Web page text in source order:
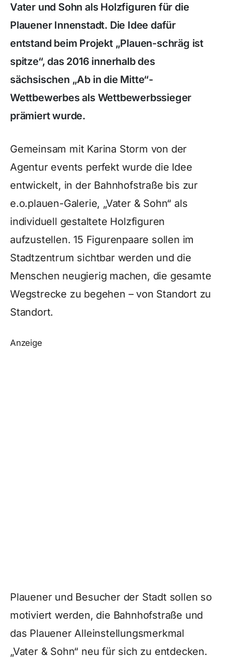
Vater und Sohn als Holzfiguren für die
Plauener Innenstadt. Die Idee dafür
entstand beim Projekt „Plauen-schräg ist
spitze“, das 2016 innerhalb des
sächsischen „Ab in die Mitte“-
Wettbewerbes als Wettbewerbssieger
prämiert wurde.
Gemeinsam mit Karina Storm von der
Agentur events perfekt wurde die Idee
entwickelt, in der Bahnhofstraße bis zur
e.o.plauen-Galerie, „Vater & Sohn“ als
individuell gestaltete Holzfiguren
aufzustellen. 15 Figurenpaare sollen im
Stadtzentrum sichtbar werden und die
Menschen neugierig machen, die gesamte
Wegstrecke zu begehen – von Standort zu
Standort.
Anzeige
Plauener und Besucher der Stadt sollen so
motiviert werden, die Bahnhofstraße und
das Plauener Alleinstellungsmerkmal
„Vater & Sohn“ neu für sich zu entdecken.